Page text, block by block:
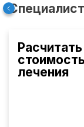
Расчитать
стоимость
лечения